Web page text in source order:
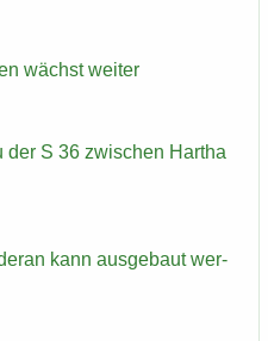
wächst wei­ter
der S 36 zwi­schen Har­tha
kann aus­ge­baut wer­